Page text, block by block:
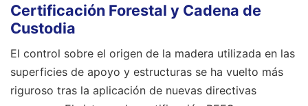
Certificación Forestal y Cadena de
Custodia
El control sobre el origen de la madera utilizada en las
superficies de apoyo y estructuras se ha vuelto más
riguroso tras la aplicación de nuevas directivas